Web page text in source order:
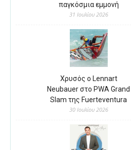
παγκόσμια εμμονή
31 Ιουλίου 2026
Χρυσός ο Lennart
Neubauer στο PWA Grand
Slam της Fuerteventura
30 Ιουλίου 2026